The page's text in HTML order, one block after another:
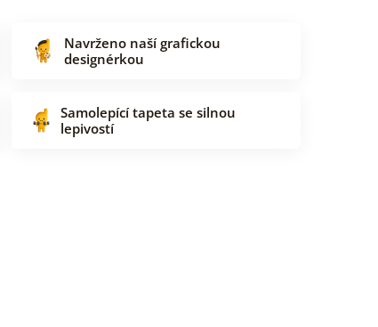
Navrženo naší grafickou
designérkou
Samolepící tapeta se silnou
lepivostí